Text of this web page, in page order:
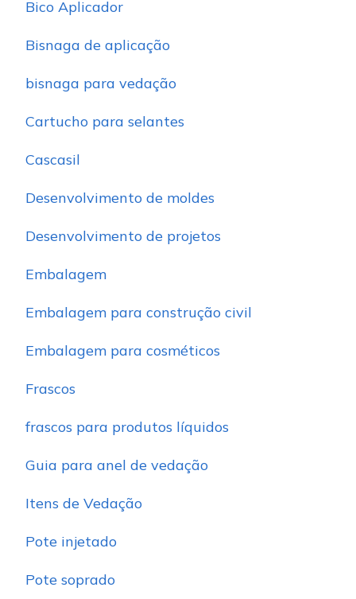
Bico Aplicador
Bisnaga de aplicação
bisnaga para vedação
Cartucho para selantes
Cascasil
Desenvolvimento de moldes
Desenvolvimento de projetos
Embalagem
Embalagem para construção civil
Embalagem para cosméticos
Frascos
frascos para produtos líquidos
Guia para anel de vedação
Itens de Vedação
Pote injetado
Pote soprado